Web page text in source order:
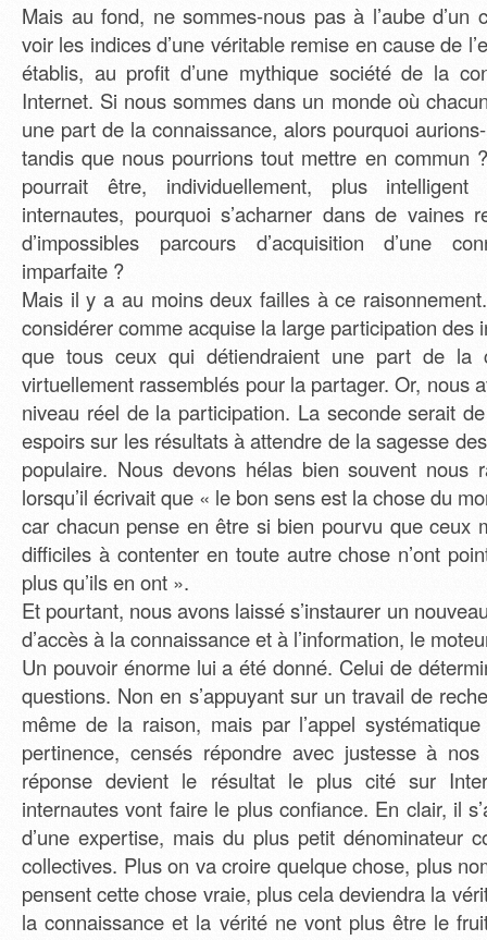
Mais au fond, ne sommes-nous pas à l’aube d’un
voir les indices d’une véritable remise en cause de
établis, au profit d’une mythique société de la
Internet. Si nous sommes dans un monde où
une part de la connaissance, alors pourquoi
tandis que nous pourrions tout mettre en commun
pourrait être, individuellement, plus intelligent
internautes, pourquoi s’acharner dans de vaines
d’impossibles parcours d’acquisition d’une
imparfaite ?
Mais il y a au moins deux failles à ce
considérer comme acquise la large participation des
que tous ceux qui détiendraient une part de la
virtuellement rassemblés pour la partager. Or, nous
niveau réel de la participation. La seconde serait
espoirs sur les résultats à attendre de la sagesse
populaire. Nous devons hélas bien souvent nous
lorsqu’il écrivait que « le bon sens est la chose du
car chacun pense en être si bien pourvu que ceux
difficiles à contenter en toute autre chose n’ont
plus qu’ils en ont ».
Et pourtant, nous avons laissé s’instaurer un
d’accès à la connaissance et à l’information, le
Un pouvoir énorme lui a été donné. Celui de
questions. Non en s’appuyant sur un travail de
même de la raison, mais par l’appel
pertinence, censés répondre avec justesse à
réponse devient le résultat le plus cité sur
internautes vont faire le plus confiance. En clair, il
d’une expertise, mais du plus petit dénominateur
collectives. Plus on va croire quelque chose, plus
pensent cette chose vraie, plus cela deviendra la
la connaissance et la vérité ne vont plus être le